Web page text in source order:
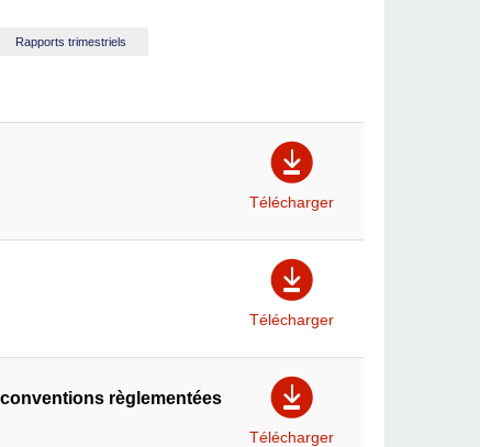
Rapports trimestriels
Télécharger
Télécharger
règlementées
Télécharger